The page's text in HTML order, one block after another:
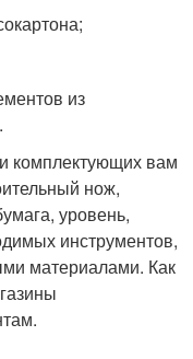
из
комплектующих вам
нож,
уровень,
инструментов,
материалами. Как